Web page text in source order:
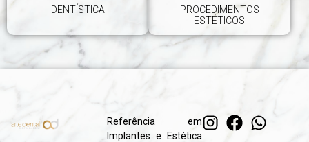
DENTÍSTICA
PROCEDIMENTOS
ESTÉTICOS
Referência em
Implantes e Estética